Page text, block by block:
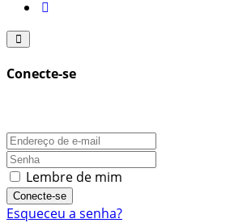
Conecte-se
Lembre de mim
Conecte-se
Esqueceu a senha?